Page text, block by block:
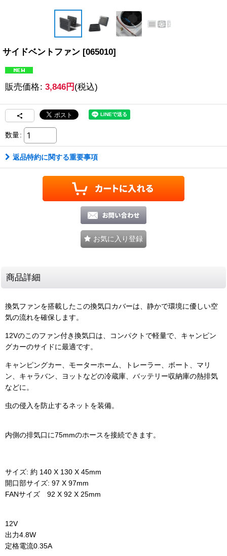
サイドベントファン [065010]
販売価格: 3,846円 (税込)
数量:
返品特約に関する重要事項
お気に入り登録
商品詳細
換気ファンを搭載したこの換気口カバーは、静かで環境に優しい空
気の流れを確保します。
12Vのこのファン付き換気口は、コンパクトで軽量で、キャンピン
グカーのサイドに最適です。
キャンピングカー、モーターホーム、トレーラー、ボート、マリ
ン、キャラバン、ヨットなどの冷蔵庫、バッテリー収納庫の熱排気
などに。
虫の侵入を防止するネットを装備。
内側の排気口に75mmのホースを接続できます。
サイズ: 約 140 X 130 X 45mm
開口部サイズ: 97 X 97mm
FANサイズ 92 X 92 X 25mm
12V
出力4.8W
定格電流0.35A